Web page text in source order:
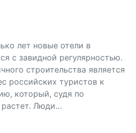
лет новые отели в
с завидной регулярностью.
строительства является
российских туристов к
который, судя по
растет. Люди…